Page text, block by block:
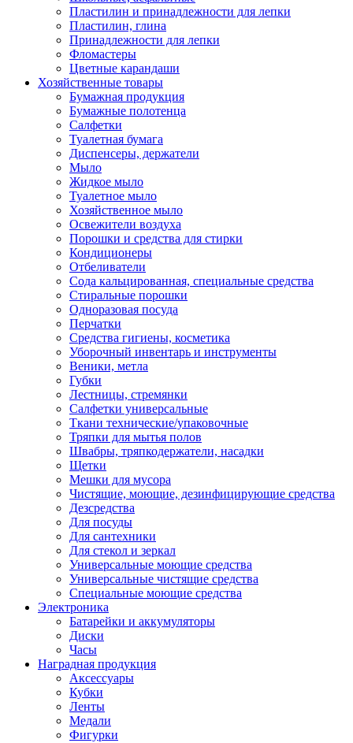
Пластилин и принадлежности для лепки
Пластилин, глина
Принадлежности для лепки
Фломастеры
Цветные карандаши
Хозяйственные товары
Бумажная продукция
Бумажные полотенца
Салфетки
Туалетная бумага
Диспенсеры, держатели
Мыло
Жидкое мыло
Туалетное мыло
Хозяйственное мыло
Освежители воздуха
Порошки и средства для стирки
Кондиционеры
Отбеливатели
Сода кальцированная, специальные средства
Стиральные порошки
Одноразовая посуда
Перчатки
Средства гигиены, косметика
Уборочный инвентарь и инструменты
Веники, метла
Губки
Лестницы, стремянки
Салфетки универсальные
Ткани технические/упаковочные
Тряпки для мытья полов
Швабры, тряпкодержатели, насадки
Щетки
Мешки для мусора
Чистящие, моющие, дезинфицирующие средства
Дезсредства
Для посуды
Для сантехники
Для стекол и зеркал
Универсальные моющие средства
Универсальные чистящие средства
Специальные моющие средства
Электроника
Батарейки и аккумуляторы
Диски
Часы
Наградная продукция
Аксессуары
Кубки
Ленты
Медали
Фигурки